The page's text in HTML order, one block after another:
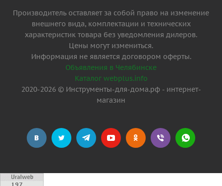
Производитель оставляет за собой право на изменение
внешнего вида, комплектации и технических
характеристик товара без уведомления дилеров.
Цены могут измениться.
Информация не является договором оферты.
Объявления в Челябинске
Каталог webplus.info
2020-2026 © Инструменты-для-дома.рф - интернет-
магазин